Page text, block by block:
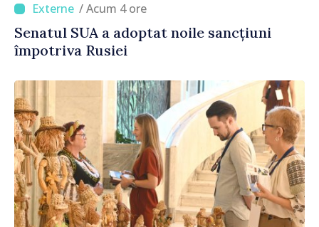
/ Acum 4 ore
Senatul SUA a adoptat noile sancțiuni
împotriva Rusiei